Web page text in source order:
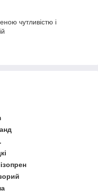
чутливістю і